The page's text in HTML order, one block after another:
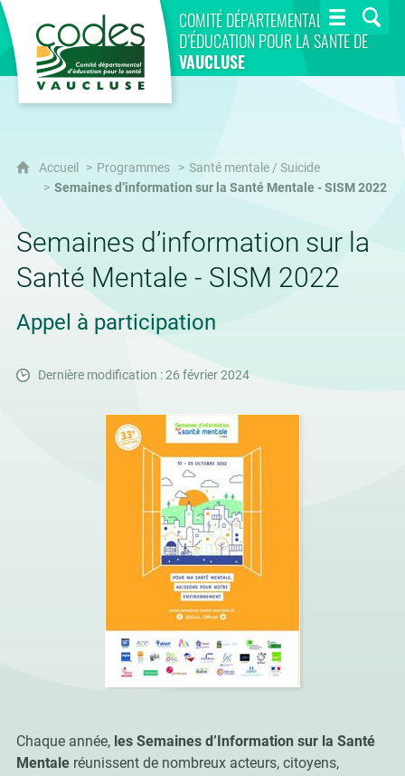
COMITÉ DÉPARTEMENTAL
D’ÉDUCATION POUR LA SANTÉ DE
VAUCLUSE
CoDES 84
Accueil Programmes
Santé mentale / Suicide
Semaines d’information sur la Santé Mentale - SISM 2022
Semaines d’information sur la
Santé Mentale - SISM 2022
Appel à participation
Dernière modification : 26 février 2024
Chaque année, les Semaines d’Information sur la Santé
Mentaleréunissent de nombreux acteurs, citoyens,